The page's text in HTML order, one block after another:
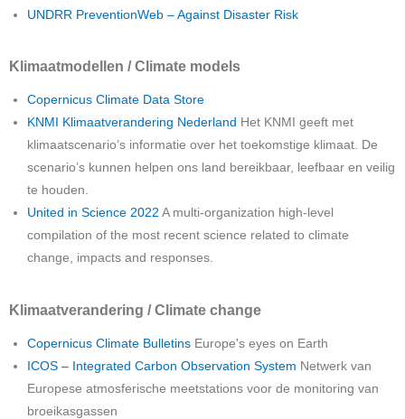
UNDRR PreventionWeb – Against Disaster Risk
Klimaatmodellen / Climate models
Copernicus Climate Data Store
KNMI Klimaatverandering Nederland Het KNMI geeft met
klimaatscenario’s informatie over het toekomstige klimaat. De
scenario’s kunnen helpen ons land bereikbaar, leefbaar en veilig
te houden.
United in Science 2022 A multi-organization high-level
compilation of the most recent science related to climate
change, impacts and responses.
Klimaatverandering / Climate change
Copernicus Climate Bulletins Europe's eyes on Earth
ICOS – Integrated Carbon Observation System Netwerk van
Europese atmosferische meetstations voor de monitoring van
broeikasgassen